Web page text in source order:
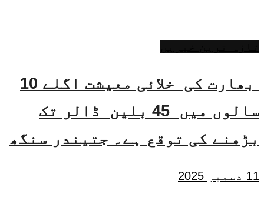
بھارت کی خلائی معیشت اگلے 10
سالوں میں 45 بلین ڈالر تک
بڑھنے کی توقع ہے۔ جتیندر سنگھ
11 دسمبر 2025